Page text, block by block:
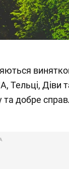
Тельці, Діви
та добре